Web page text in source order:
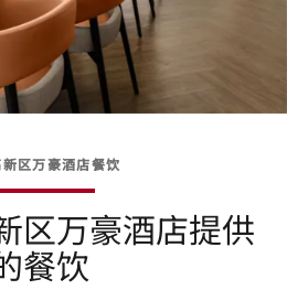
区万豪酒店餐饮
区万豪酒店提供
餐饮